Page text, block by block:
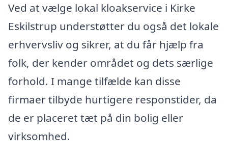
Ved at vælge lokal kloakservice i Kirke
Eskilstrup understøtter du også det lokale
erhvervsliv og sikrer, at du får hjælp fra
folk, der kender området og dets særlige
forhold. I mange tilfælde kan disse
firmaer tilbyde hurtigere responstider, da
de er placeret tæt på din bolig eller
virksomhed.